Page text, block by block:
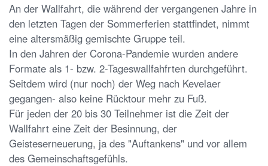
An der Wallfahrt, die während der vergangenen Jahre in
den letzten Tagen der Sommerferien stattfindet, nimmt
eine altersmäßig gemischte Gruppe teil.
In den Jahren der Corona-Pandemie wurden andere
Formate als 1- bzw. 2-Tageswallfahfrten durchgeführt.
Seitdem wird (nur noch) der Weg nach Kevelaer
gegangen- also keine Rücktour mehr zu Fuß.
Für jeden der 20 bis 30 Teilnehmer ist die Zeit der
Wallfahrt eine Zeit der Besinnung, der
Geisteserneuerung, ja des "Auftankens" und vor allem
des Gemeinschaftsgefühls.